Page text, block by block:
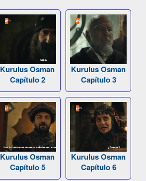
Kurulus Osman
Capítulo 2
Kurulus Osman
Capítulo 3
Kurulus Osman
Capítulo 5
Kurulus Osman
Capítulo 6